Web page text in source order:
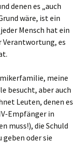
denen es „auch
wäre, ist ein
Mensch hat ein
Verantwortung, es
meine
besucht, aber auch
Leuten, denen es
Empfänger in
muss!), die Schuld
oder sie